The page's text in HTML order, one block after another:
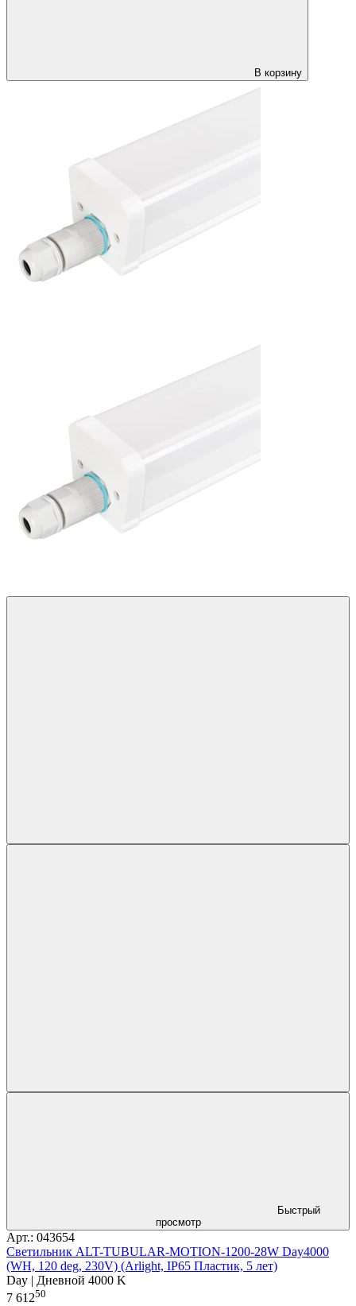
В корзину
Быстрый
просмотр
Арт.: 043654
Светильник ALT-TUBULAR-MOTION-1200-28W Day4000
(WH, 120 deg, 230V) (Arlight, IP65 Пластик, 5 лет)
Day | Дневной 4000 K
7 61250